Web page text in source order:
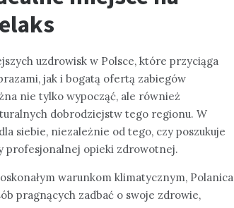
uzdrowisk w Polsce, które przyciąga
jak i bogatą ofertą zabiegów
nie tylko wypocząć, ale również
dobrodziejstw tego regionu. W
siebie, niezależnie od tego, czy poszukuje
profesjonalnej opieki zdrowotnej.
warunkom klimatycznym, Polanica
pragnących zadbać o swoje zdrowie,